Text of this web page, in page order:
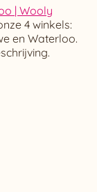
| Wooly
4 winkels:
en Waterloo.